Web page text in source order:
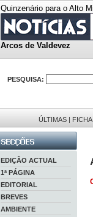
Quinzenário para o Alto
Arcos de Valdevez
PESQUISA:
ÚLTIMAS |
EDIÇÃO ACTUAL
1ª PÁGINA
EDITORIAL
BREVES
AMBIENTE